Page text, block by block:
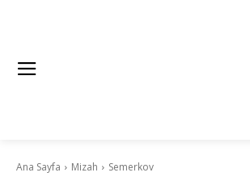
Ana Sayfa Mizah Semerkov